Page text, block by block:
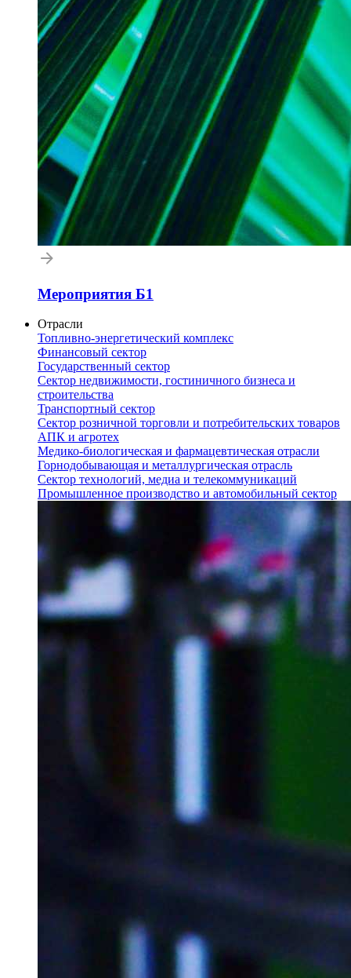
Мероприятия Б1
Отрасли
Топливно-энергетический комплекс
Финансовый сектор
Государственный сектор
Сектор недвижимости, гостиничного бизнеса и
строительства
Транспортный сектор
Сектор розничной торговли и потребительских товаров
АПК и агротех
Медико-биологическая и фармацевтическая отрасли
Горнодобывающая и металлургическая отрасль
Сектор технологий, медиа и телекоммуникаций
Промышленное производство и автомобильный сектор